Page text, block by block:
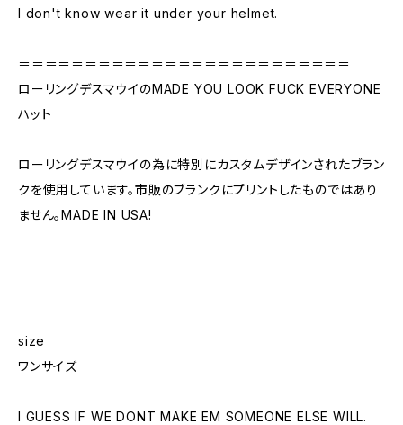
I don't know wear it under your helmet.
＝＝＝＝＝＝＝＝＝＝＝＝＝＝＝＝＝＝＝＝＝＝＝＝＝
ローリングデスマウイのMADE YOU LOOK FUCK EVERYONE
ハット
ローリングデスマウイの為に特別にカスタムデザインされたブラン
クを使用しています。市販のブランクにプリントしたものではあり
ません。MADE IN USA!
size
ワンサイズ
I GUESS IF WE DONT MAKE EM SOMEONE ELSE WILL.